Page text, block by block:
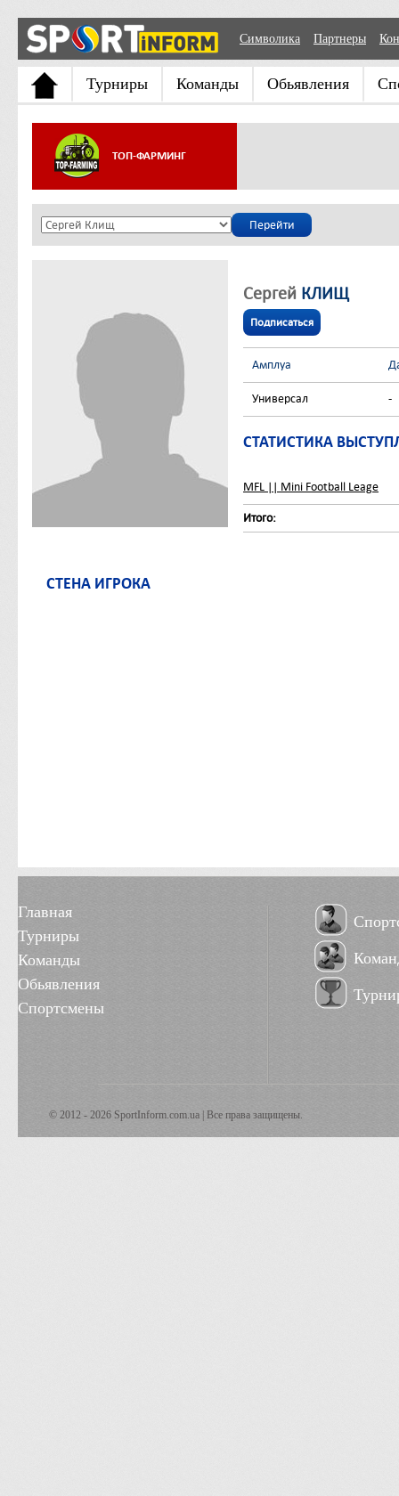
Символика Партнеры
Турниры Команды Обьявления
ТОП-ФАРМИНГ
Сергей КЛИЩ
Подписаться
Амплуа
Универсал -
СТАТИСТИКА
MFL || Mini Football Leage
Итого:
СТЕНА ИГРОКА
Главная
Турниры
Команды
Обьявления
Спортсмены
© 2012 - 2026 SportInform.com.ua | Все права защищены.